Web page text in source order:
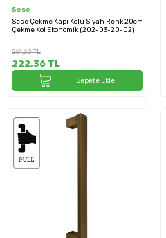
Sese
Sese Çekme Kapı Kolu Siyah Renk 20cm
Çekme Kol Ekonomik (202-03-20-02)
261,60TL
222,36 TL
Sepete Ekle